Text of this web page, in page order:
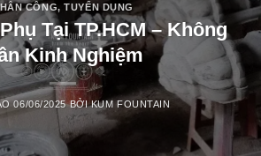
CÔNG,TUYỂN DỤNG
Tại TP.HCM – Không
Kinh Nghiệm
06/06/2025 BỞIKUM FOUNTAIN